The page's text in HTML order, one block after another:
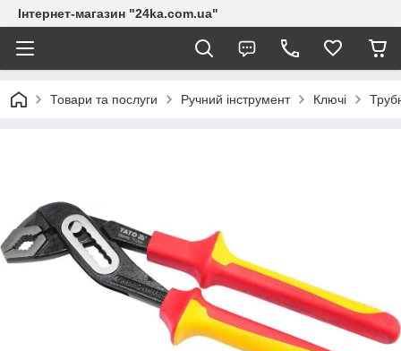
Інтернет-магазин "24ka.com.ua"
Товари та послуги Ручний інструмент Ключі